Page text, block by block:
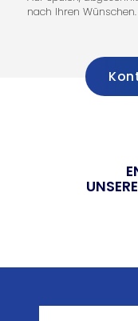
nach Ihren Wünschen.